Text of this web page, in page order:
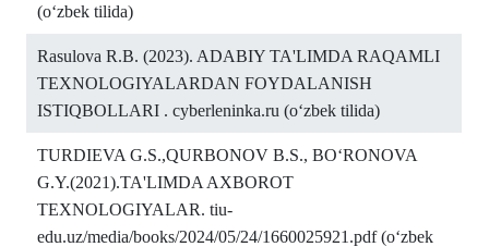
(o‘zbek tilida)
Rasulova R.B. (2023). ADABIY TA'LIMDA RAQAMLI
TEXNOLOGIYALARDAN FOYDALANISH
ISTIQBOLLARI . cyberleninka.ru (o‘zbek tilida)
TURDIEVA G.S.,QURBONOV B.S., BO‘RONOVA
G.Y.(2021).TA'LIMDA AXBOROT
TEXNOLOGIYALAR. tiu-
edu.uz/media/books/2024/05/24/1660025921.pdf (o‘zbek